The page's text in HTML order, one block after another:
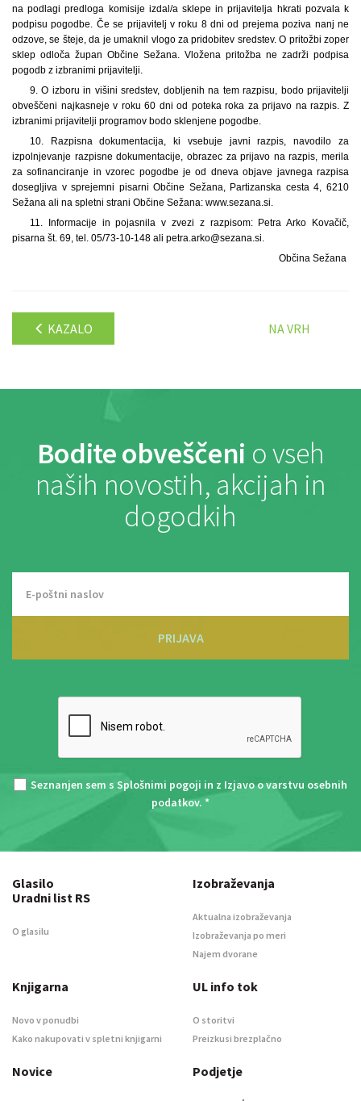
na podlagi predloga komisije izdal/a sklepe in prijavitelja hkrati pozvala k
podpisu pogodbe. Če se prijavitelj v roku 8 dni od prejema poziva nanj ne
odzove, se šteje, da je umaknil vlogo za pridobitev sredstev. O pritožbi zoper
sklep odloča župan Občine Sežana. Vložena pritožba ne zadrži podpisa
pogodb z izbranimi prijavitelji.
9. O izboru in višini sredstev, dobljenih na tem razpisu, bodo prijavitelji
obveščeni najkasneje v roku 60 dni od poteka roka za prijavo na razpis. Z
izbranimi prijavitelji programov bodo sklenjene pogodbe.
10. Razpisna dokumentacija, ki vsebuje javni razpis, navodilo za
izpolnjevanje razpisne dokumentacije, obrazec za prijavo na razpis, merila
za sofinanciranje in vzorec pogodbe je od dneva objave javnega razpisa
dosegljiva v sprejemni pisarni Občine Sežana, Partizanska cesta 4, 6210
Sežana ali na spletni strani Občine Sežana: www.sezana.si.
11. Informacije in pojasnila v zvezi z razpisom: Petra Arko Kovačič,
pisarna št. 69, tel. 05/73-10-148 ali petra.arko@sezana.si.
Občina Sežana
KAZALO NA VRH
Bodite obveščeni o vseh
naših novostih, akcijah in
dogodkih
PRIJAVA
Seznanjen sem s Splošnimi pogoji in z Izjavo o varstvu osebnih
podatkov. *
Glasilo
Uradni list RS
O glasilu
Izobraževanja
Aktualna izobraževanja
Izobraževanja po meri
Najem dvorane
Knjigarna
Novo v ponudbi
Kako nakupovati v spletni knjigarni
UL info tok
O storitvi
Preizkusi brezplačno
Novice Podjetje